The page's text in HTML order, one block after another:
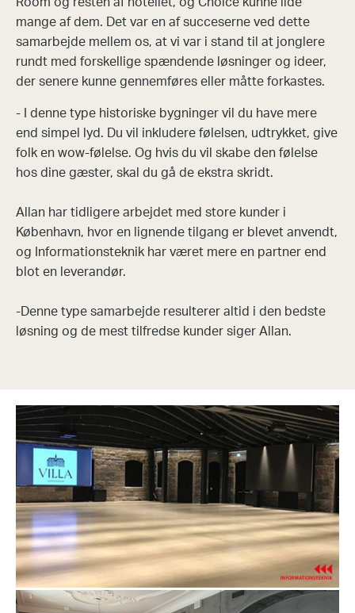
mange af dem. Det var en af succeserne ved dette
samarbejde mellem os, at vi var i stand til at jonglere
rundt med forskellige spændende løsninger og ideer,
der senere kunne gennemføres eller måtte forkastes.
- I denne type historiske bygninger vil du have mere
end simpel lyd. Du vil inkludere følelsen, udtrykket, give
folk en wow-følelse. Og hvis du vil skabe den følelse
hos dine gæster, skal du gå de ekstra skridt.
Allan har tidligere arbejdet med store kunder i
København, hvor en lignende tilgang er blevet anvendt,
og Informationsteknik har været mere en partner end
blot en leverandør.
-Denne type samarbejde resulterer altid i den bedste
løsning og de mest tilfredse kunder siger Allan.